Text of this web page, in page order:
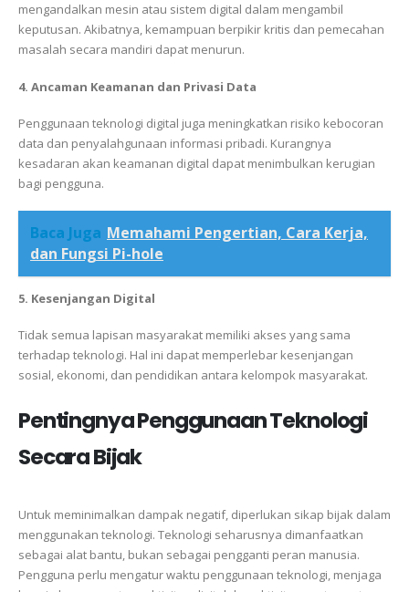
mengandalkan mesin atau sistem digital dalam mengambil
keputusan. Akibatnya, kemampuan berpikir kritis dan pemecahan
masalah secara mandiri dapat menurun.
4. Ancaman Keamanan dan Privasi Data
Penggunaan teknologi digital juga meningkatkan risiko kebocoran
data dan penyalahgunaan informasi pribadi. Kurangnya
kesadaran akan keamanan digital dapat menimbulkan kerugian
bagi pengguna.
Baca Juga Memahami Pengertian, Cara Kerja,
dan Fungsi Pi-hole
5. Kesenjangan Digital
Tidak semua lapisan masyarakat memiliki akses yang sama
terhadap teknologi. Hal ini dapat memperlebar kesenjangan
sosial, ekonomi, dan pendidikan antara kelompok masyarakat.
Pentingnya Penggunaan Teknologi
Secara Bijak
Untuk meminimalkan dampak negatif, diperlukan sikap bijak dalam
menggunakan teknologi. Teknologi seharusnya dimanfaatkan
sebagai alat bantu, bukan sebagai pengganti peran manusia.
Pengguna perlu mengatur waktu penggunaan teknologi, menjaga